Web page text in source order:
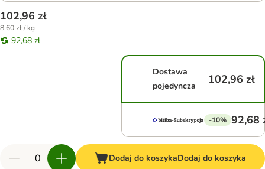
102,96 zł
8,60 zł / kg
92,68 zł
Dostawa
pojedyncza
102,96 zł
-10% 92,68
Dodaj do koszykaDodaj do koszyka